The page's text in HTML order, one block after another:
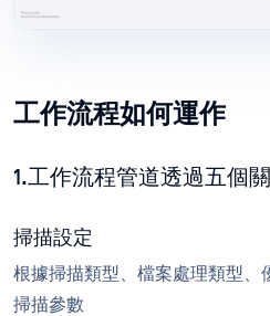
工作流程如何運作
1.工作流程管道透過五個
掃描設定
根據掃描類型、檔案處理類型、
掃描參數